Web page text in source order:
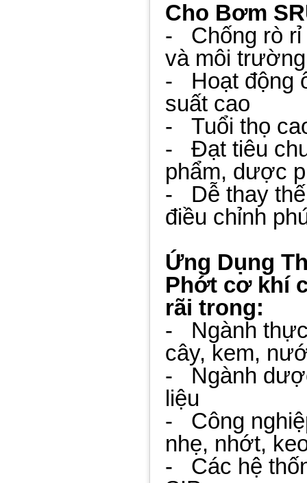
Cho Bơm
- Chống rò rỉ
và môi
- Hoạt động
suất cao
- Tuổi thọ
- Đạt tiêu
phẩm, dược
- Dễ thay
điều chỉnh
Ứng Dụng
Phớt cơ khí
rãi trong:
- Ngành
cây, kem,
- Ngành
liệu
- Công
nhẹ, nhớt,
- Các hệ